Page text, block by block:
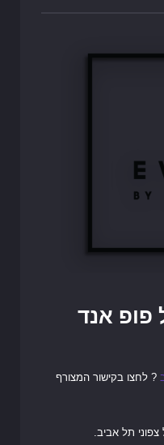
פופ אנד
? לחצו בקישור המצורף